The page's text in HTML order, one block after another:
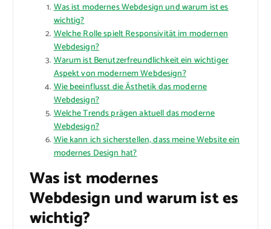
Was ist modernes Webdesign und warum ist es
wichtig?
Welche Rolle spielt Responsivität im modernen
Webdesign?
Warum ist Benutzerfreundlichkeit ein wichtiger
Aspekt von modernem Webdesign?
Wie beeinflusst die Ästhetik das moderne
Webdesign?
Welche Trends prägen aktuell das moderne
Webdesign?
Wie kann ich sicherstellen, dass meine Website ein
modernes Design hat?
Was ist modernes
Webdesign und warum ist es
wichtig?